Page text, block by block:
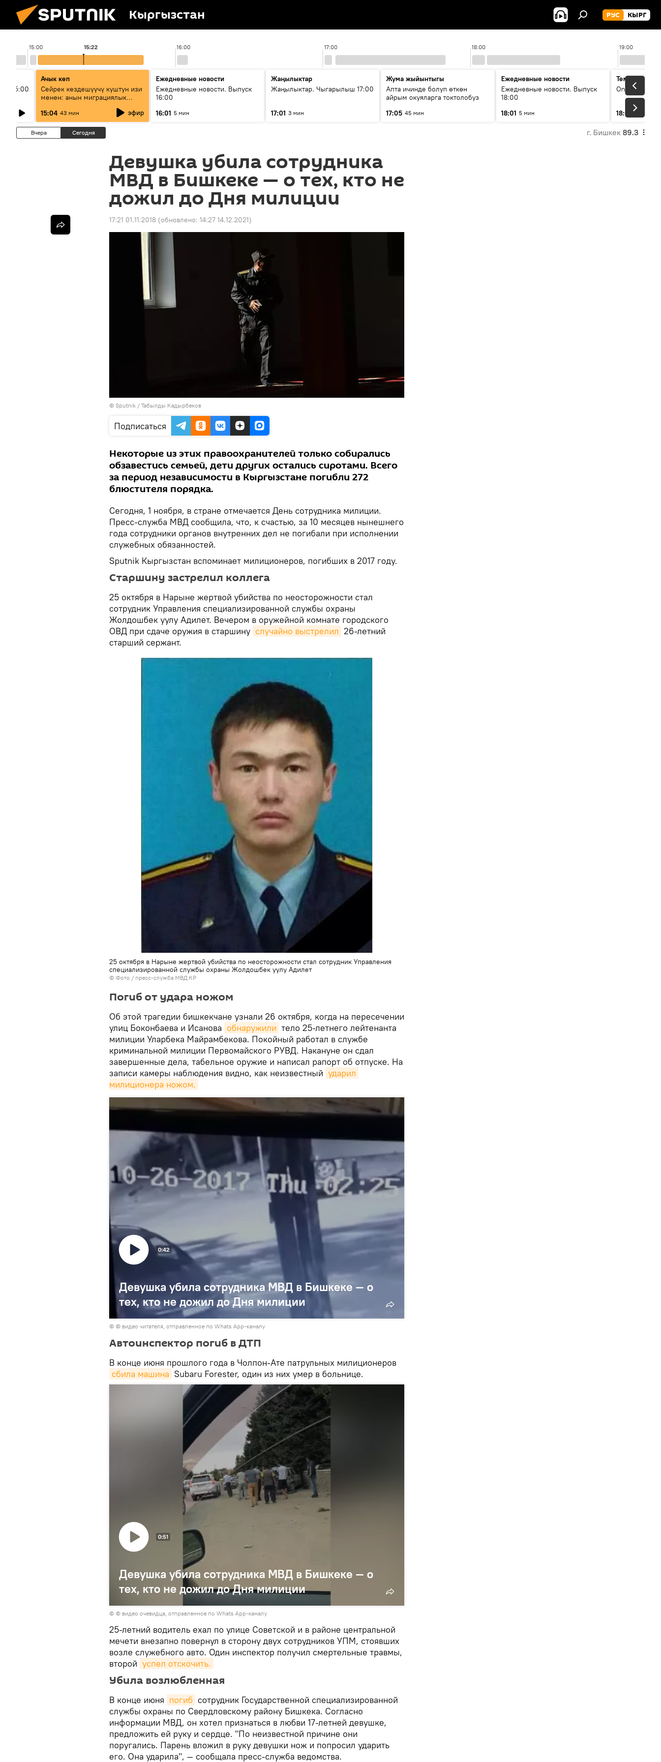
Кыргызстан РУС КЫРГ
15:00 16:00 17:00 18:00 19:00
15:22
15:00
Ачык кеп
Сейрек кездешүүчү куштун изи
менен: анын миграциялык
жолу эмнеден кабар берет?
15:04 43 мин эфир
Ежедневные новости
Ежедневные новости. Выпуск
16:00
16:01 5 мин
Жаңылыктар
Жаңылыктар. Чыгарылыш 17:00
17:01 3 мин
Жума жыйынтыгы
Апта ичинде болуп өткөн
айрым окуяларга токтолобуз
17:05 45 мин
Ежедневные новости
Ежедневные новости. Выпуск
18:00
18:01 5 мин
Тема дня
On air
18:07
Вчера Сегодня г. Бишкек 89.3
Девушка убила сотрудника
МВД в Бишкеке — о тех, кто не
дожил до Дня милиции
17:21 01.11.2018 (обновлено: 14:27 14.12.2021)
© Sputnik / Табылды Кадырбеков
Подписаться
Некоторые из этих правоохранителей только собирались
обзавестись семьей, дети других остались сиротами. Всего
за период независимости в Кыргызстане погибли 272
блюстителя порядка.
Сегодня, 1 ноября, в стране отмечается День сотрудника милиции.
Пресс-служба МВД сообщила, что, к счастью, за 10 месяцев нынешнего
года сотрудники органов внутренних дел не погибали при исполнении
служебных обязанностей.
Sputnik Кыргызстан вспоминает милиционеров, погибших в 2017 году.
Старшину застрелил коллега
25 октября в Нарыне жертвой убийства по неосторожности стал
сотрудник Управления специализированной службы охраны
Жолдошбек уулу Адилет. Вечером в оружейной комнате городского
ОВД при сдаче оружия в старшину случайно выстрелил 26-летний
старший сержант.
25 октября в Нарыне жертвой убийства по неосторожности стал сотрудник Управления
специализированной службы охраны Жолдошбек уулу Адилет
© Фото / пресс-служба МВД КР
Погиб от удара ножом
Об этой трагедии бишкекчане узнали 26 октября, когда на пересечении
улиц Боконбаева и Исанова обнаружили тело 25-летнего лейтенанта
милиции Уларбека Майрамбекова. Покойный работал в службе
криминальной милиции Первомайского РУВД. Накануне он сдал
завершенные дела, табельное оружие и написал рапорт об отпуске. На
записи камеры наблюдения видно, как неизвестный ударил
милиционера ножом.
Девушка убила сотрудника МВД в Бишкеке — о
тех, кто не дожил до Дня милиции
0:42
© © видео читателя, отправленное по Whats App-каналу
Автоинспектор погиб в ДТП
В конце июня прошлого года в Чолпон-Ате патрульных милиционеров
сбила машина Subaru Forester, один из них умер в больнице.
Девушка убила сотрудника МВД в Бишкеке — о
тех, кто не дожил до Дня милиции
0:51
© © видео очевидца, отправленное по Whats App-каналу
25-летний водитель ехал по улице Советской и в районе центральной
мечети внезапно повернул в сторону двух сотрудников УПМ, стоявших
возле служебного авто. Один инспектор получил смертельные травмы,
второй успел отскочить.
Убила возлюбленная
В конце июня погиб сотрудник Государственной специализированной
службы охраны по Свердловскому району Бишкека. Согласно
информации МВД, он хотел признаться в любви 17-летней девушке,
предложить ей руку и сердце. "По неизвестной причине они
поругались. Парень вложил в руку девушки нож и попросил ударить
его. Она ударила", — сообщала пресс-служба ведомства.